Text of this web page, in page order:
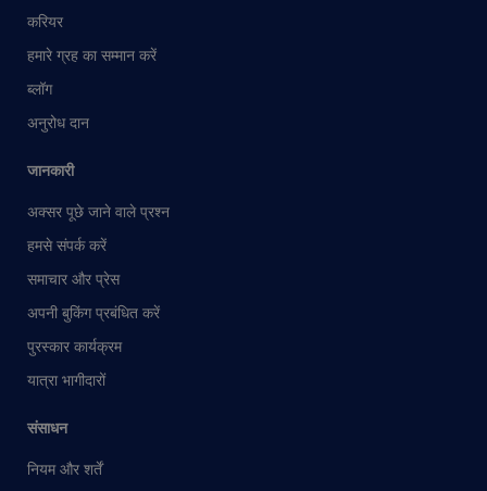
करियर
हमारे ग्रह का सम्मान करें
ब्लॉग
अनुरोध दान
जानकारी
अक्सर पूछे जाने वाले प्रश्न
हमसे संपर्क करें
समाचार और प्रेस
अपनी बुकिंग प्रबंधित करें
पुरस्कार कार्यक्रम
यात्रा भागीदारों
संसाधन
नियम और शर्तें